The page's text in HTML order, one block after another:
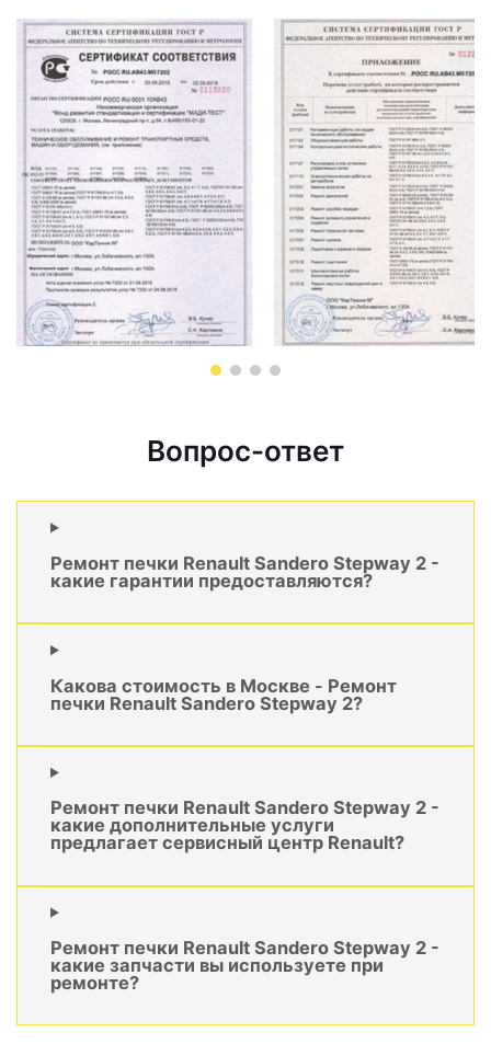
Вопрос-ответ
Ремонт печки Renault Sandero Stepway 2 -
какие гарантии предоставляются?
Какова стоимость в Москве - Ремонт
печки Renault Sandero Stepway 2?
Ремонт печки Renault Sandero Stepway 2 -
какие дополнительные услуги
предлагает сервисный центр Renault?
Ремонт печки Renault Sandero Stepway 2 -
какие запчасти вы используете при
ремонте?